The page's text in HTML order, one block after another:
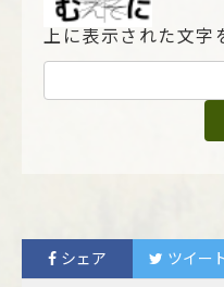
上に表示された文字
シェア ツイー